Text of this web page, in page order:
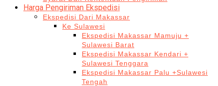
Harga Pengiriman Ekspedisi
Ekspedisi Dari Makassar
Ke Sulawesi
Ekspedisi Makassar Mamuju +
Sulawesi Barat
Ekspedisi Makassar Kendari +
Sulawesi Tenggara
Ekspedisi Makassar Palu +Sulawesi
Tengah